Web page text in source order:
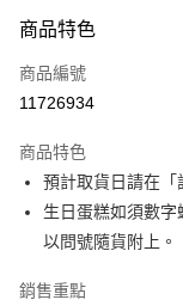
Apple Pay
街口支付
Google Pay
全盈+PAY
大哥付你分期
相關說明
商品特色
商品編號
11726934
商品特色
預計取貨日請在「
生日蛋糕如須數
以問號隨貨附上。
銷售重點